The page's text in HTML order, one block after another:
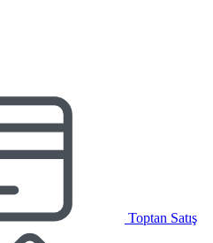
Toptan Satış